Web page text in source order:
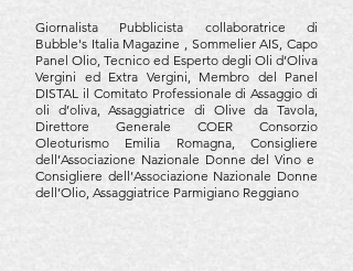
Giornalista Pubblicista collaboratrice di
Bubble's Italia Magazine , Sommelier AIS, Capo
Panel Olio, Tecnico ed Esperto degli Oli d’Oliva
Vergini ed Extra Vergini, Membro del Panel
DISTAL il Comitato Professionale di Assaggio di
oli d’oliva, Assaggiatrice di Olive da Tavola,
Direttore Generale COER Consorzio
Oleoturismo Emilia Romagna, Consigliere
dell’Associazione Nazionale Donne del Vino e
Consigliere dell’Associazione Nazionale Donne
dell’Olio, Assaggiatrice Parmigiano Reggiano